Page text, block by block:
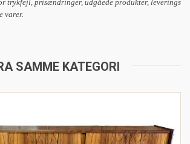
trykfejl, prisændringer, udgåede produkter, leverings
varer.
SAMME KATEGORI